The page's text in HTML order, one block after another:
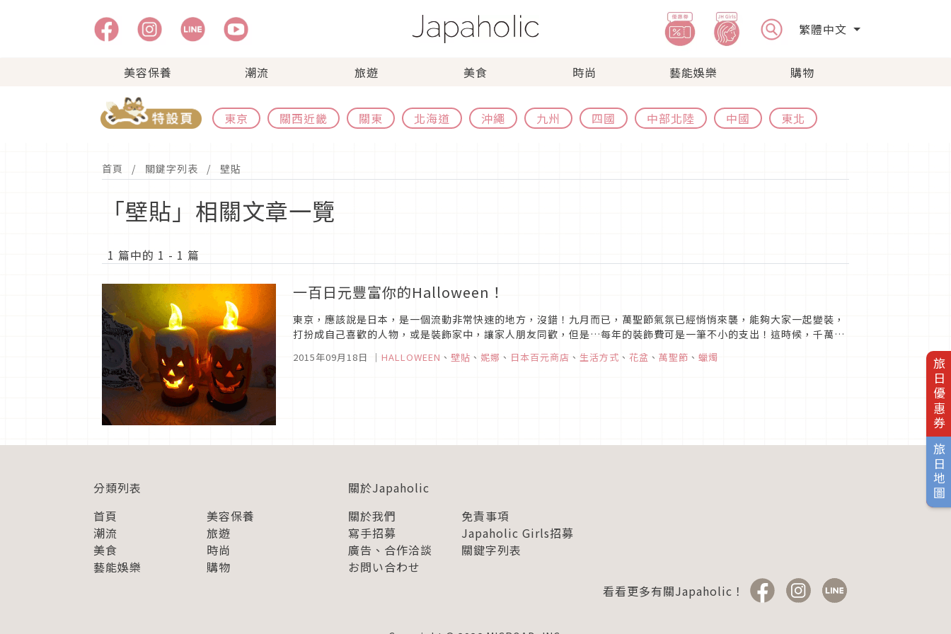
繁體中文
美容保養 潮流 旅遊 美食 時尚 藝能娛樂 購物
東京 關西近畿 關東 北海道 沖繩 九州 四國 中部北陸 中國 東北
旅日優惠券
旅日地圖
首頁 關鍵字列表 壁貼
「壁貼」相關文章一覽
1 篇中的 1 - 1 篇
一百日元豐富你的Halloween！
東京，應該說是日本，是一個流動非常快速的地方，沒錯！九月而已，萬聖節氣氛已經悄悄來襲，能夠大家一起變裝，
打扮成自己喜歡的人物，或是裝飾家中，讓家人朋友同歡，但是…每年的裝飾費可是一筆不小的支出！這時候，千萬不
要錯過平民的好朋友！百元商店！（台灣就是39元商店囉）日本人都怎麼裝飾？百元店都有什麼？1....
2015年09月18日 ｜ HALLOWEEN 、 壁貼 、 妮娜 、 日本百元商店 、 生活方式 、 花盆 、 萬聖節 、 蠟燭
分類列表
首頁
美容保養
潮流
旅遊
美食
時尚
藝能娛樂
購物
關於Japaholic
關於我們
免責事項
寫手招募
Japaholic Girls招募
廣告、合作洽談
關鍵字列表
お問い合わせ
看看更多有關Japaholic！